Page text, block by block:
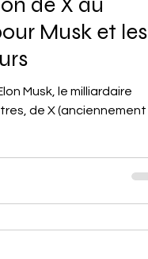
Musk et les
Musk, le milliardaire
de X (anciennement